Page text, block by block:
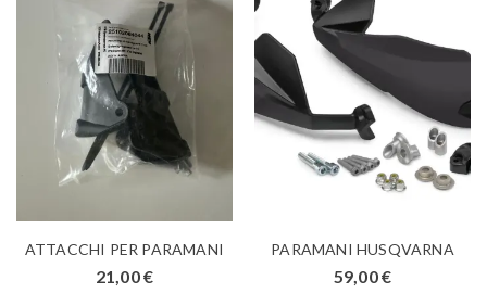
ATTACCHI PER PARAMANI
21,00€
PARAMANI HUSQVARNA
59,00€